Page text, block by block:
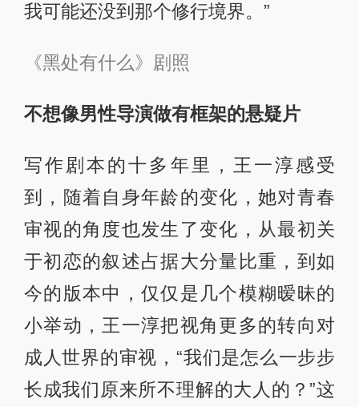
我可能还没到那个修行境界。”
《黑处有什么》剧照
不想像男性导演做有框架的悬疑片
写作剧本的十多年里，王一淳感受
到，随着自身年龄的变化，她对青春
审视的角度也发生了变化，从最初关
于初恋的叙述占据大分量比重，到如
今的版本中，仅仅是几个模糊暧昧的
小举动，王一淳把视角更多的转向对
成人世界的审视，“我们是怎么一步步
长成我们原来所不理解的大人的？”这